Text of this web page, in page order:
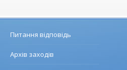
Питання відповідь
Архів заходів